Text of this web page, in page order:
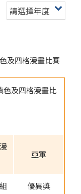
請選擇年度
及四格漫畫比賽
色及四格漫畫比
亞軍
優異獎